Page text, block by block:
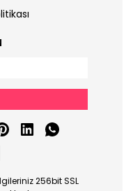
256bit SSL